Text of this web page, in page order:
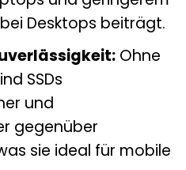
Desktops beiträgt.
Ohne
SSDs
und
gegenüber
sie ideal für mobile